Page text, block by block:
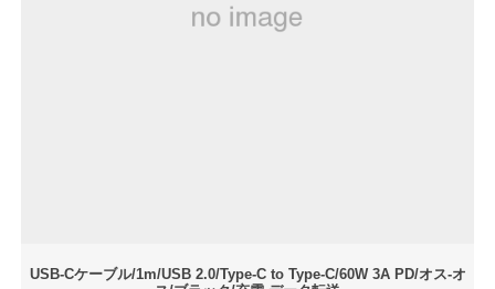
USB-Cケーブル/1m/USB 2.0/Type-C to Type-C/60W 3A PD/オス-オ